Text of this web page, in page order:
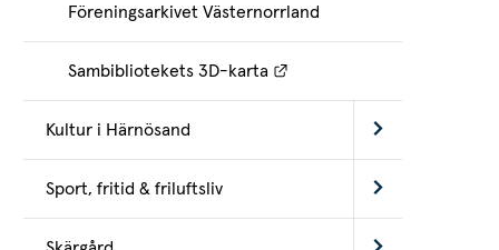
Föreningsarkivet Västernorrland
Sambibliotekets 3D-karta
Kultur i Härnösand
Sport, fritid & friluftsliv